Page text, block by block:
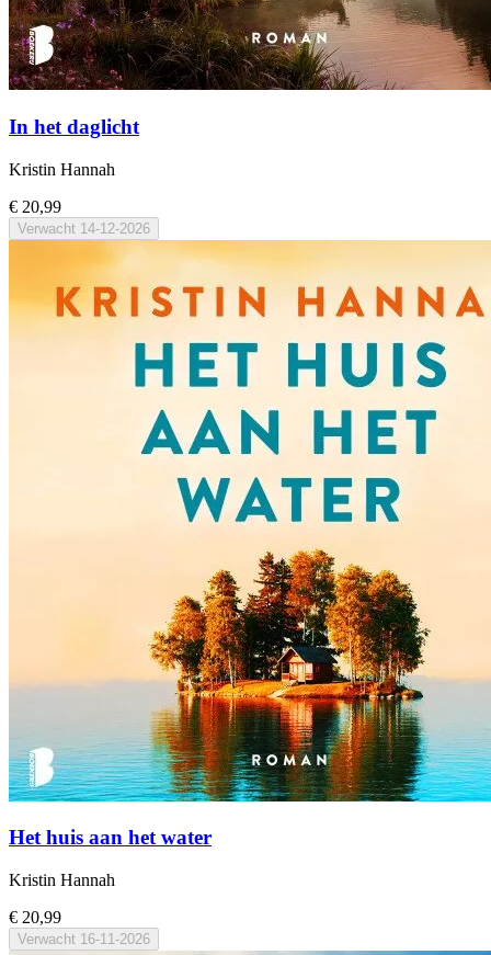
In het daglicht
Kristin Hannah
€ 20,99
Verwacht 14-12-2026
Het huis aan het water
Kristin Hannah
€ 20,99
Verwacht 16-11-2026